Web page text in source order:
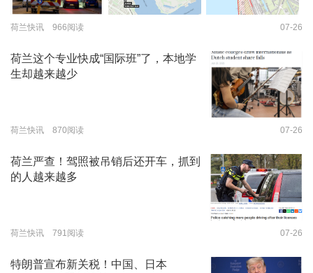
荷兰快讯 966阅读 07-26
荷兰这个专业快成“国际班”了，本地学
生却越来越少
荷兰快讯 870阅读 07-26
荷兰严查！驾照被吊销后还开车，抓到
的人越来越多
荷兰快讯 791阅读 07-26
特朗普宣布新关税！中国、日本